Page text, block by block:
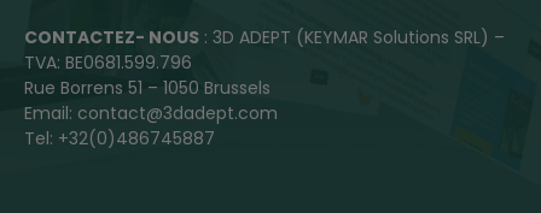
CONTACTEZ- NOUS : 3D ADEPT (KEYMAR Solutions SRL) –
TVA: BE0681.599.796
Rue Borrens 51 – 1050 Brussels
Email: contact@3dadept.com
Tel: +32(0)486745887